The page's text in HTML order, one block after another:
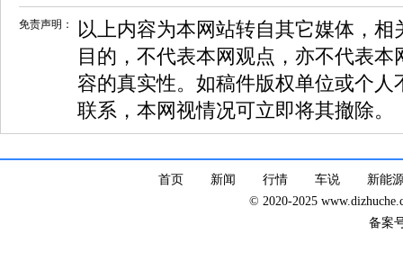
免责声明：
以上内容为本网站转自其它媒体，
目的，不代表本网观点，亦不代表
容的真实性。如稿件版权单位或个
联系，本网视情况可立即将其撤除。
首页 新闻 行情 车说
新能
© 2020-2025
备案